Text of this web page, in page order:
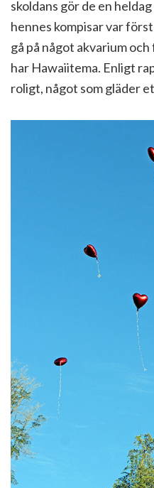
skoldans gör de en
hennes kompisar var
gå på något akvarium
har Hawaiitema. Enligt
roligt, något som gläder